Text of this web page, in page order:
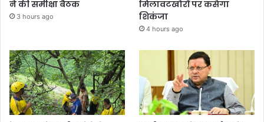
ने की समीक्षा बैठक
3 hours ago
मिलावटखोरों पर कसेगा
शिकंजा
4 hours ago